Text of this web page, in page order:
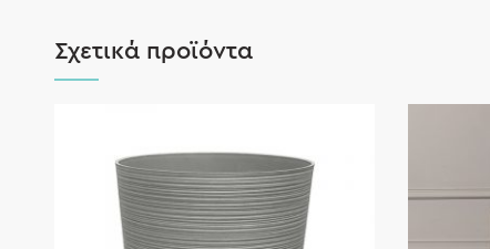
Σχετικά προϊόντα